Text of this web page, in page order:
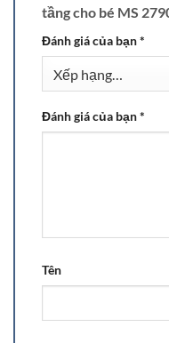
tầng cho bé MS
Đánh giá của bạn*
Đánh giá của bạn*
Tên